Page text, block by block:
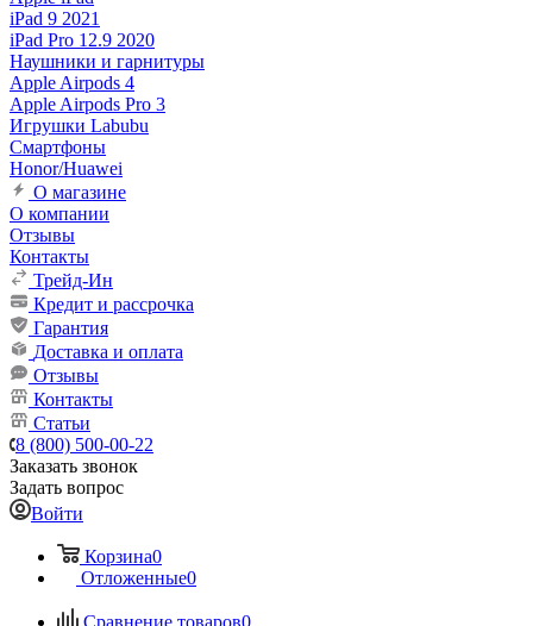
iPad 9 2021
iPad Pro 12.9 2020
Наушники и гарнитуры
Apple Airpods 4
Apple Airpods Pro 3
Игрушки Labubu
Смартфоны
Honor/Huawei
О магазине
О компании
Отзывы
Контакты
Трейд-Ин
Кредит и рассрочка
Гарантия
Доставка и оплата
Отзывы
Контакты
Статьи
8 (800) 500-00-22
Заказать звонок
Задать вопрос
Войти
Корзина0
Отложенные0
Сравнение товаров0